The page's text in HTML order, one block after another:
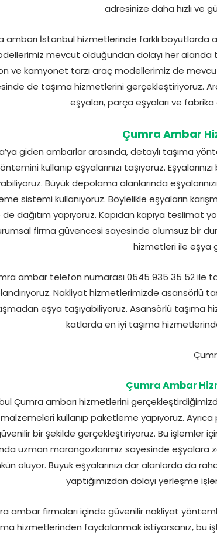
adresinize daha hızlı ve
ambarı İstanbul hizmetlerinde farklı boyutlarda
mevcut olduğundan dolayı her alanda
ve kamyonet tarzı araç modellerimiz de
de taşıma hizmetlerini gerçekleştiriyoruz.
eşyaları, parça eşyaları ve
Çumra Ambar
giden ambarlar arasında, detaylı taşıma
kullanıp eşyalarınızı taşıyoruz.
Büyük depolama alanlarında
sistemi kullanıyoruz. Böylelikle eşyaların
de dağıtım yapıyoruz. Kapıdan kapıya teslimat
firma güvencesi sayesinde olumsuz bir
hizmetleri ile eşya
ambar telefon numarası 0545 935 35 52 ile
Nakliyat hizmetlerimizde asansörlü
eşya taşıyabiliyoruz. Asansörlü taşıma
katlarda en iyi taşıma
Çumra Ambar
Çumra ambarı hizmetlerini
kullanıp paketleme yapıyoruz.
bir şekilde gerçekleştiriyoruz. Bu işlemler
uzman marangozlarımız sayesinde
oluyor. Büyük eşyalarınızı dar alanlarda da
yaptığımızdan dolayı yerleşme
ambar firmaları içinde güvenilir nakliyat
hizmetlerinden faydalanmak istiyorsanız, bu